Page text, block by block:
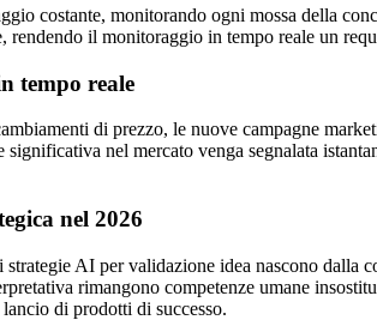
costante, monitorando ogni mossa della
rendendo il monitoraggio in tempo reale un
tempo reale
di prezzo, le nuove campagne
nel mercato venga segnalata
nel 2026
AI per validazione idea nascono dalla
rimangono competenze umane
di prodotti di successo.